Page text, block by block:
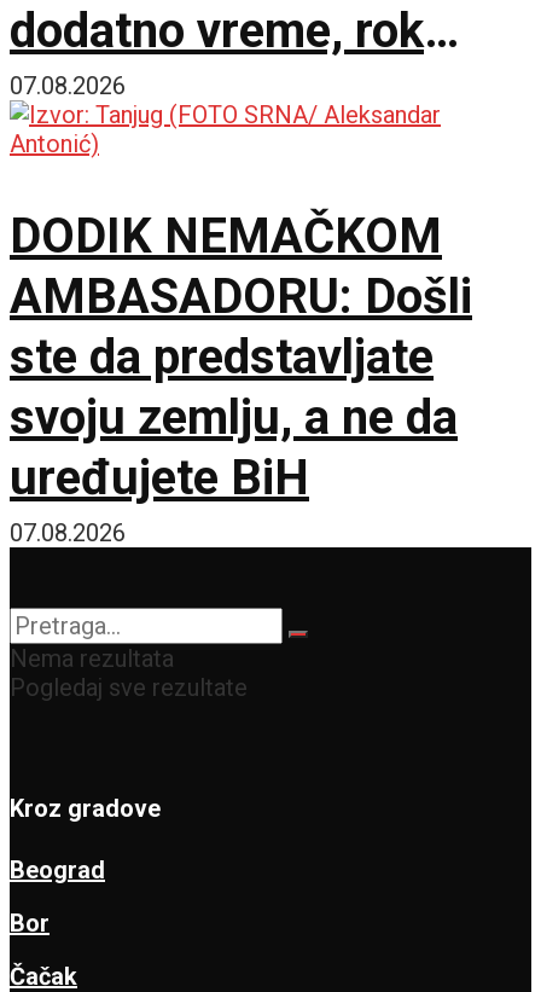
dodatno vreme, rok
Ustavnog suda ističe
sutra
07.08.2026
DODIK NEMAČKOM
AMBASADORU: Došli
ste da predstavljate
svoju zemlju, a ne da
uređujete BiH
07.08.2026
Nema rezultata
Pogledaj sve rezultate
Kroz gradove
Beograd
Bor
Čačak